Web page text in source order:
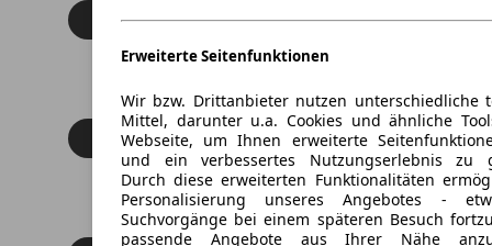
Erweiterte Seitenfunktionen
Wir bzw. Drittanbieter nutzen unterschiedliche
Mittel, darunter u.a. Cookies und ähnliche
Webseite, um Ihnen erweiterte
und ein verbessertes Nutzungserlebnis zu
Durch diese erweiterten Funktionalitäten
Personalisierung unseres Angebotes -
Suchvorgänge bei einem späteren Besuch
passende Angebote aus Ihrer Nähe